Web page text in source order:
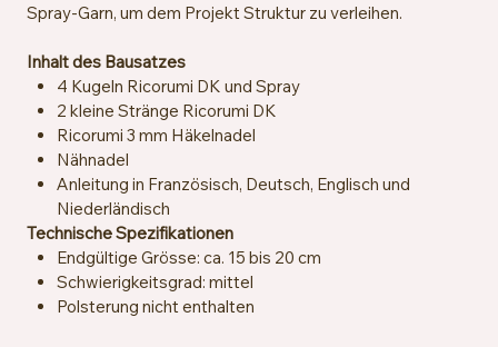
Spray-Garn, um dem Projekt Struktur zu verleihen.
Inhalt des Bausatzes
4 Kugeln Ricorumi DK und Spray
2 kleine Stränge Ricorumi DK
Ricorumi 3 mm Häkelnadel
Nähnadel
Anleitung in Französisch, Deutsch, Englisch und
Niederländisch
Technische Spezifikationen
Endgültige Grösse: ca. 15 bis 20 cm
Schwierigkeitsgrad: mittel
Polsterung nicht enthalten